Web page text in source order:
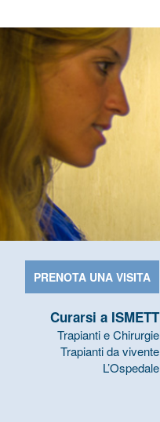
PRENOTA UNA VISITA
Curarsi a ISMETT
Trapianti e Chirurgie
Trapianti da vivente
L’Ospedale